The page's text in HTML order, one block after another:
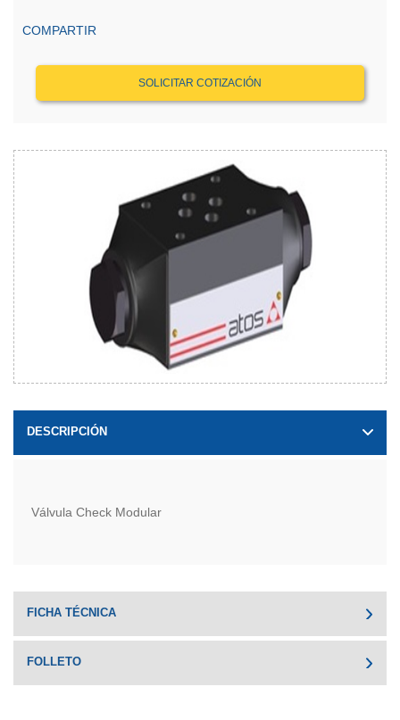
COMPARTIR
SOLICITAR COTIZACIÓN
DESCRIPCIÓN
Válvula Check Modular
FICHA TÉCNICA
FOLLETO